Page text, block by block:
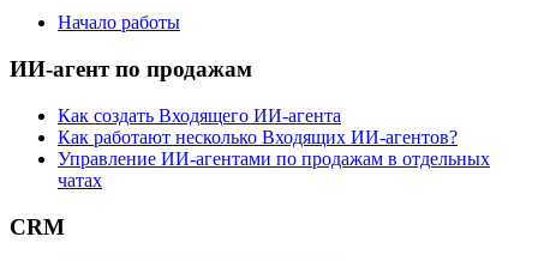
Начало работы
ИИ-агент по продажам
Как создать Входящего ИИ-агента
Как работают несколько Входящих ИИ-агентов?
Управление ИИ-агентами по продажам в отдельных
чатах
CRM